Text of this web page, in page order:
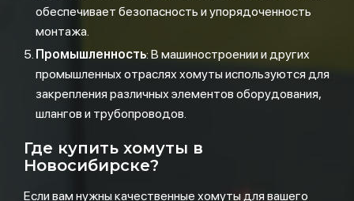
обеспечивает безопасность и упорядоченность
монтажа.
Промышленность: В машиностроении и других
промышленных отраслях хомуты используются для
закрепления различных элементов оборудования,
шлангов и трубопроводов.
Где купить хомуты в
Новосибирске?
Если вам нужны качественные хомуты для вашего